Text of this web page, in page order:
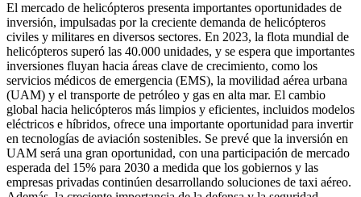
El mercado de helicópteros presenta importantes oportunidades de
inversión, impulsadas por la creciente demanda de helicópteros
civiles y militares en diversos sectores. En 2023, la flota mundial de
helicópteros superó las 40.000 unidades, y se espera que importantes
inversiones fluyan hacia áreas clave de crecimiento, como los
servicios médicos de emergencia (EMS), la movilidad aérea urbana
(UAM) y el transporte de petróleo y gas en alta mar. El cambio
global hacia helicópteros más limpios y eficientes, incluidos modelos
eléctricos e híbridos, ofrece una importante oportunidad para invertir
en tecnologías de aviación sostenibles. Se prevé que la inversión en
UAM será una gran oportunidad, con una participación de mercado
esperada del 15% para 2030 a medida que los gobiernos y las
empresas privadas continúen desarrollando soluciones de taxi aéreo.